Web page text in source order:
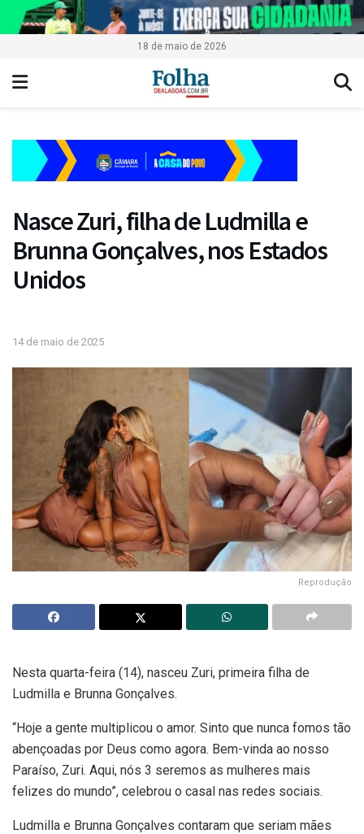
18 de maio de 2026
Nasce Zuri, filha de Ludmilla e
Brunna Gonçalves, nos Estados
Unidos
14 de maio de 2025
Reprodução
Nesta quarta-feira (14), nasceu Zuri, primeira filha de
Ludmilla e Brunna Gonçalves.
“Hoje a gente multiplicou o amor. Sinto que nunca fomos tão
abençoadas por Deus como agora. Bem-vinda ao nosso
Paraíso, Zuri. Aqui, nós 3 seremos as mulheres mais
felizes do mundo”, celebrou o casal nas redes sociais.
Ludmilla e Brunna Gonçalves contaram que seriam mães